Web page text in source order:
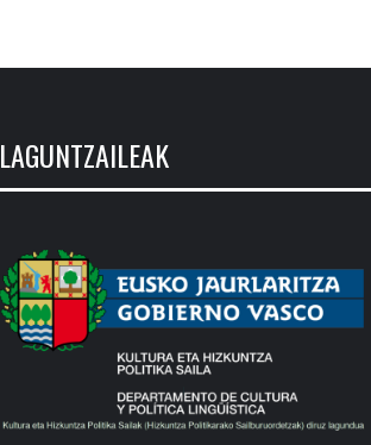
LAGUNTZAILEAK